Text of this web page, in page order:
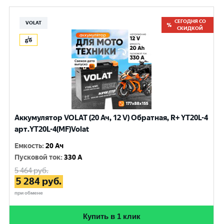
VOLAT
СЕГОДНЯ СО
СКИДКОЙ
Аккумулятор VOLAT (20 Ач, 12 V) Обратная, R+ YT20L-4
арт.YT20L-4(MF)Volat
Емкость:20 Ач
Пусковой ток:330 A
5 464руб.
5 284 руб.
при обмене
Купить в 1 клик